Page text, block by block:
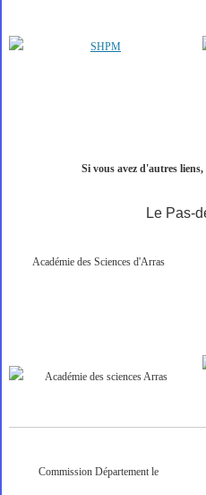
Si vous avez d'autres liens,
Le Pas-
Académie des Sciences d'Arras
Commission Département le